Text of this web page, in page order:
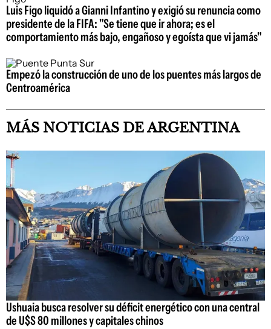
Luis Figo liquidó a Gianni Infantino y exigió su renuncia como
presidente de la FIFA: "Se tiene que ir ahora; es el
comportamiento más bajo, engañoso y egoísta que vi jamás"
Empezó la construcción de uno de los puentes más largos de
Centroamérica
MÁS NOTICIAS DE ARGENTINA
Ushuaia busca resolver su déficit energético con una central
de U$S 80 millones y capitales chinos